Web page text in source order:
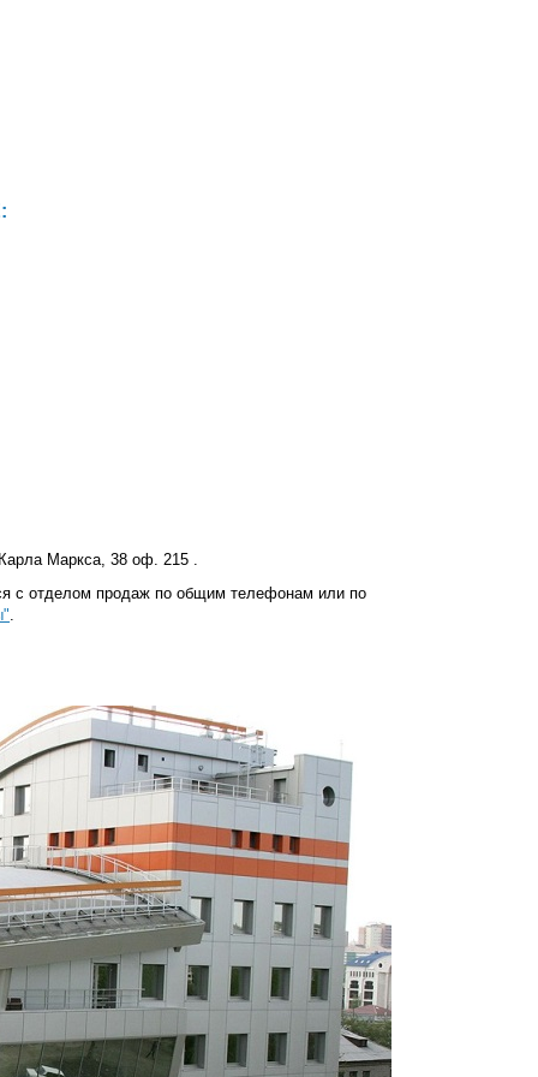
Маркса, 38 оф. 215 .
с отделом продаж по общим телефонам или по
.